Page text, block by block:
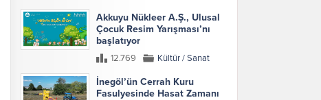
Akkuyu Nükleer A.Ş., Ulusal
Çocuk Resim Yarışması’nı
başlatıyor
12.769 Kültür / Sanat
İnegöl’ün Cerrah Kuru
Fasulyesinde Hasat Zamanı